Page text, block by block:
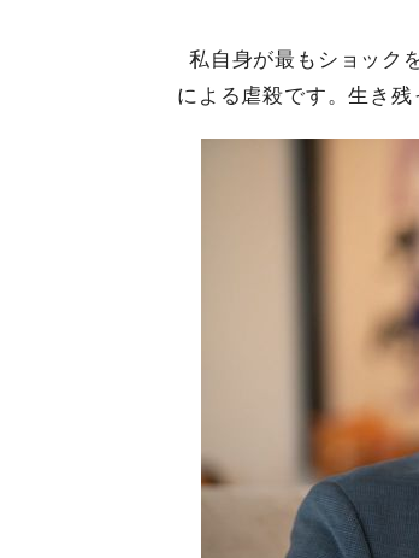
私自身が最もショック
による虐殺です。生き